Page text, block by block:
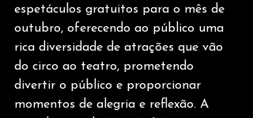
espetáculos gratuitos para o mês de
outubro, oferecendo ao público uma
rica diversidade de atrações que vão
do circo ao teatro, prometendo
divertir o público e proporcionar
momentos de alegria e reflexão. A